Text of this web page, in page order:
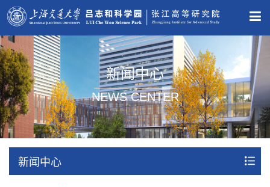
新闻中心
NEWS CENTER
新闻中心